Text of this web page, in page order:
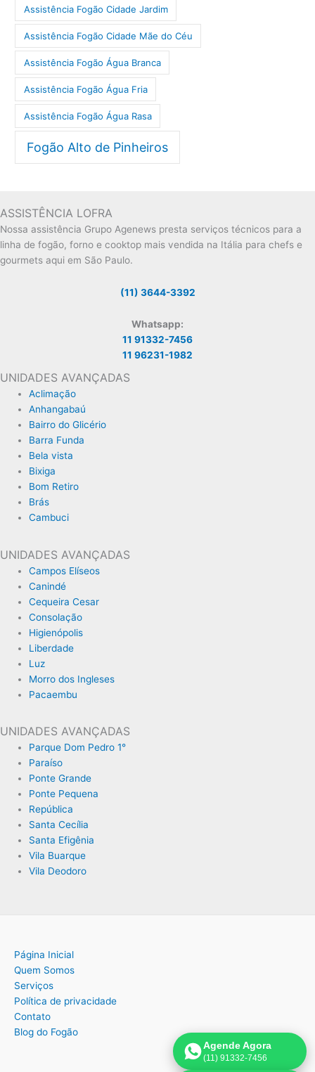
Assistência Fogão Cidade Jardim
Assistência Fogão Cidade Mãe do Céu
Assistência Fogão Água Branca
Assistência Fogão Água Fria
Assistência Fogão Água Rasa
Fogão Alto de Pinheiros
ASSISTÊNCIA LOFRA
Nossa assistência Grupo Agenews presta serviços técnicos para a
linha de fogão, forno e cooktop mais vendida na Itália para chefs e
gourmets aqui em São Paulo.
(11) 3644-3392
Whatsapp:
11 91332-7456
11 96231-1982
UNIDADES AVANÇADAS
Aclimação
Anhangabaú
Bairro do Glicério
Barra Funda
Bela vista
Bixiga
Bom Retiro
Brás
Cambuci
UNIDADES AVANÇADAS
Campos Elíseos
Canindé
Cequeira Cesar
Consolação
Higienópolis
Liberdade
Luz
Morro dos Ingleses
Pacaembu
UNIDADES AVANÇADAS
Parque Dom Pedro 1°
Paraíso
Ponte Grande
Ponte Pequena
República
Santa Cecília
Santa Efigênia
Vila Buarque
Vila Deodoro
Página Inicial
Quem Somos
Serviços
Política de privacidade
Contato
Blog do Fogão
Agende Agora
(11) 91332-7456